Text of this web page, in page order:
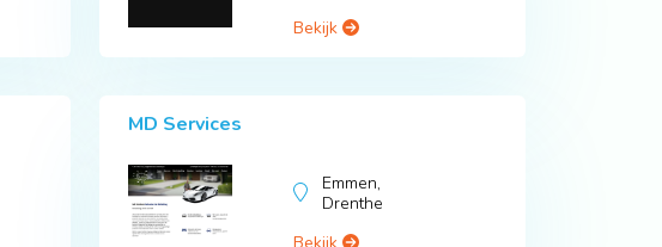
Bekijk
MD Services
Emmen,
Drenthe